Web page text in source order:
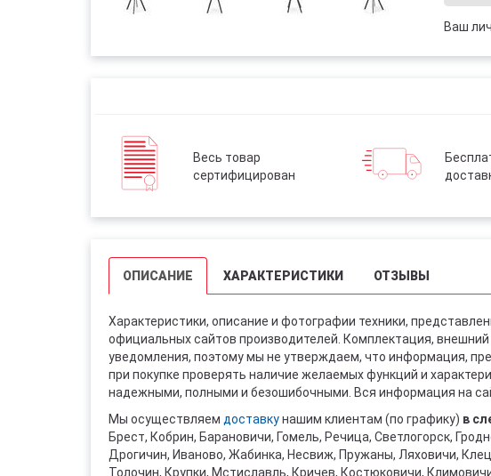
Ваш
Весь товар
сертифицирован
ОПИСАНИЕ ХАРАКТЕРИСТИКИ ОТЗЫВЫ
Характеристики, описание и фотографии техники,
официальных сайтов производителей. Комплектация,
уведомления, поэтому мы не утверждаем, что информация,
при покупке проверять наличие желаемых функций и
надежными, полными и безошибочными. Вся информация на
Мы осуществляем доставкунашим клиентам (по графику) в
Брест, Кобрин, Барановичи, Гомель, Речица, Светлогорск,
Дрогичин, Иваново, Жабинка, Несвиж, Пружаны, Ляховичи,
Толочин, Крупки, Мстиславль, Кричев, Костюковичи,